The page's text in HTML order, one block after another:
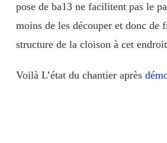
pose de ba13 ne facilitent pas le
moins de les découper et donc de
structure de la cloison à cet
Voilà L’état du chantier après